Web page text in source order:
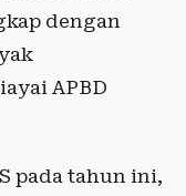
dengan
APBD
pada tahun ini,